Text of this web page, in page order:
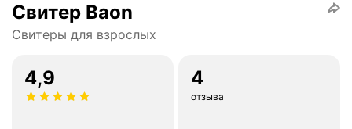
Свитер Baon
Свитеры для взрослых
4,9 4
отзыва